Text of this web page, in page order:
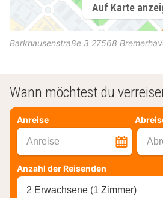
Auf Karte
Barkhausenstraße 3 27568
Wann möchtest du
Anreise
Anreise
Anzahl der Reisenden
2 Erwachsene (1 Zimmer)